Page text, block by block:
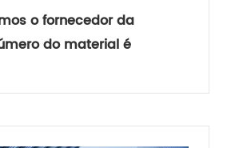
o fornecedor da
do material é